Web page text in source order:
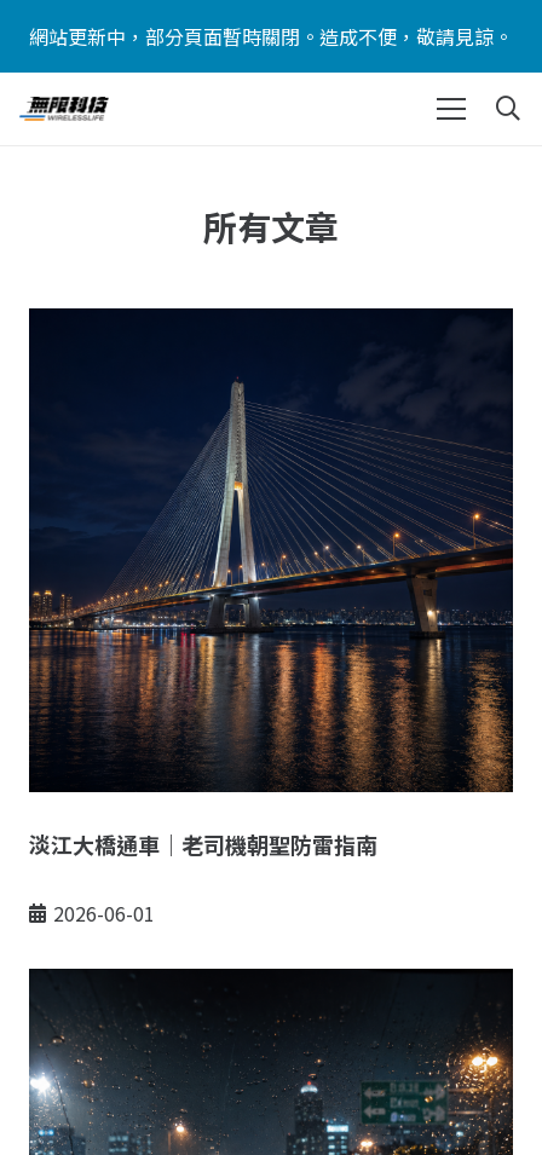
網站更新中，部分頁面暫時關閉。造成不便，敬請見諒。
所有文章
淡江大橋通車｜老司機朝聖防雷指南
2026-06-01